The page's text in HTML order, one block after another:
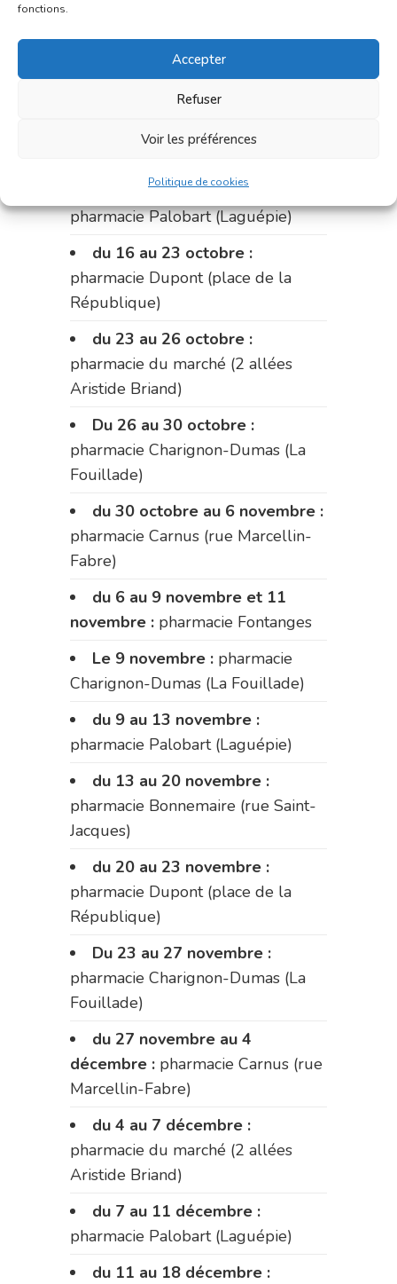
fonctions.
Accepter
Refuser
Voir les préférences
Politique de cookies
du 9 au 12 octobre:
Carnus (rue Marcellin-Fabre)
Le 12 octobre :pharmacie
du 12 au 16 octobre :
pharmacie Palobart (Laguépie)
du 16 au 23 octobre :
pharmacie Dupont (place de la
République)
du 23 au 26 octobre :
pharmacie du marché (2 allées
Aristide Briand)
Du 26 au 30 octobre :
pharmacie Charignon-Dumas (La
Fouillade)
du 30 octobre au 6 novembre :
pharmacie Carnus (rue Marcellin-
Fabre)
du 6 au 9 novembre et 11
novembre : pharmacie Fontanges
Le 9 novembre : pharmacie
Charignon-Dumas (La Fouillade)
du 9 au 13 novembre :
pharmacie Palobart (Laguépie)
du 13 au 20 novembre :
pharmacie Bonnemaire (rue Saint-
Jacques)
du 20 au 23 novembre :
pharmacie Dupont (place de la
République)
Du 23 au 27 novembre :
pharmacie Charignon-Dumas (La
Fouillade)
du 27 novembre au 4
décembre : pharmacie Carnus (rue
Marcellin-Fabre)
du 4 au 7 décembre :
pharmacie du marché (2 allées
Aristide Briand)
du 7 au 11 décembre :
pharmacie Palobart (Laguépie)
du 11 au 18 décembre :